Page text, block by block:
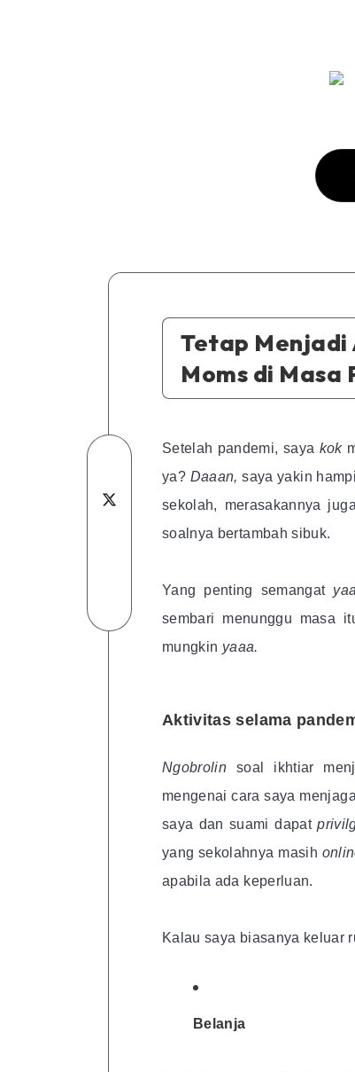
Tetap Menjadi
Moms di Masa
Share
on
Facebook
Telegram
on
Setelah pandemi, saya kok
ya? Daaan,saya yakin
sekolah, merasakannya
soalnya bertambah sibuk.
Yang penting semangat
sembari menunggu masa
mungkin yaaa.
Aktivitas selama
Ngobrolin soal ikhtiar
mengenai cara saya
saya dan suami dapat
yang sekolahnya masih
apabila ada keperluan.
Kalau saya biasanya keluar
Belanja